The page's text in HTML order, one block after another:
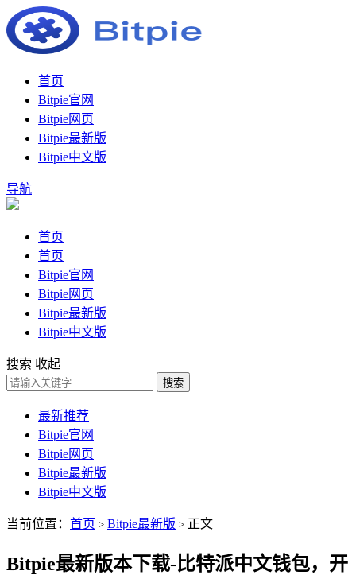
首页
Bitpie官网
Bitpie网页
Bitpie最新版
Bitpie中文版
导航
首页
首页
Bitpie官网
Bitpie网页
Bitpie最新版
Bitpie中文版
搜索 收起
搜索
最新推荐
Bitpie官网
Bitpie网页
Bitpie最新版
Bitpie中文版
当前位置： 首页 > Bitpie最新版 > 正文
Bitpie最新版本下载-比特派中文钱包，开